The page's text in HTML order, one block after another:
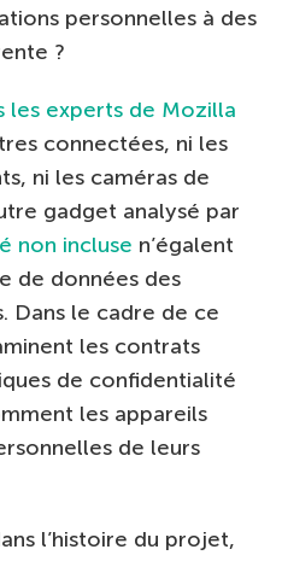
personnelles à des
?
les experts de Mozilla
connectées, ni les
ni les caméras de
gadget analysé par
non incluse n’égalent
de données des
Dans le cadre de ce
les contrats
de confidentialité
les appareils
de leurs
l’histoire du projet,